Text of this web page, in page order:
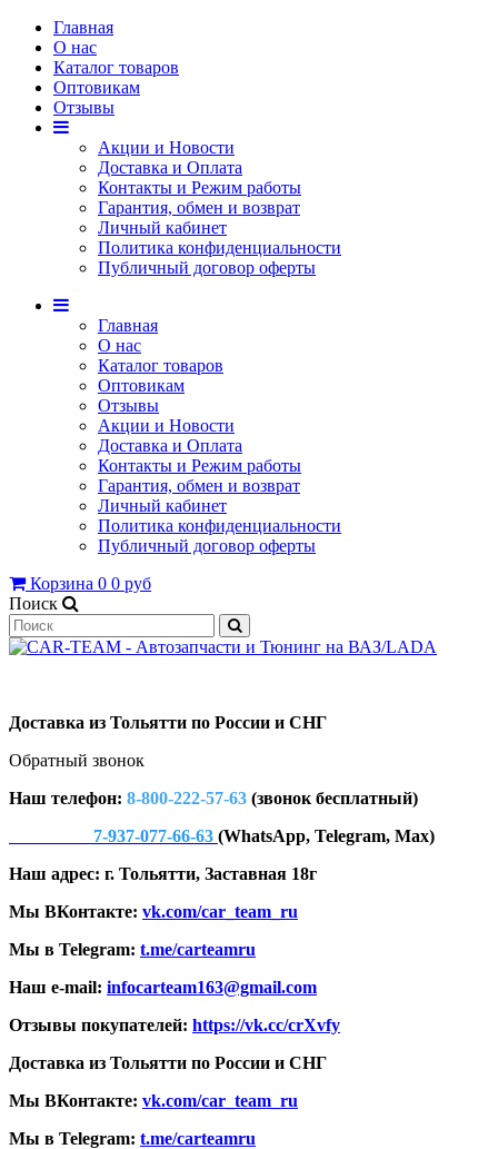
Главная
О нас
Каталог товаров
Оптовикам
Отзывы
Акции и Новости
Доставка и Оплата
Контакты и Режим работы
Гарантия, обмен и возврат
Личный кабинет
Политика конфиденциальности
Публичный договор оферты
Главная
О нас
Каталог товаров
Оптовикам
Отзывы
Акции и Новости
Доставка и Оплата
Контакты и Режим работы
Гарантия, обмен и возврат
Личный кабинет
Политика конфиденциальности
Публичный договор оферты
Корзина 0 0 руб
Поиск
Доставка из Тольятти по России и СНГ
Обратный звонок
Наш телефон: 8-800-222-57-63 (звонок бесплатный)
7-937-077-66-63 (WhatsApp, Telegram, Max)
Наш адрес: г. Тольятти, Заставная 18г
Мы ВКонтакте: vk.com/car_team_ru
Мы в Telegram: t.me/carteamru
Наш e-mail: infocarteam163@gmail.com
Отзывы покупателей: https://vk.cc/crXvfy
Доставка из Тольятти по России и СНГ
Мы ВКонтакте: vk.com/car_team_ru
Мы в Telegram: t.me/carteamru